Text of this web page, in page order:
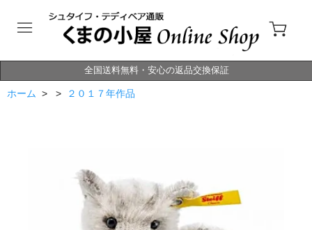
全国送料無料・安心の返品交換保証
ホーム > > ２０１７年作品